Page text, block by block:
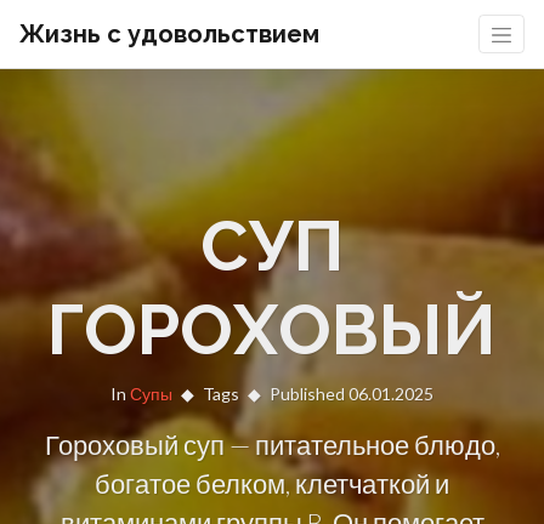
Жизнь с удовольствием
СУП
ГОРОХОВЫЙ
In Супы Tags Published 06.01.2025
Гороховый суп — питательное блюдо,
богатое белком, клетчаткой и